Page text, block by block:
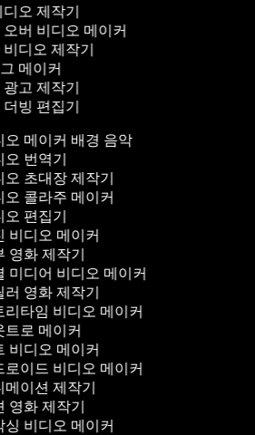
디오 제작기
오버 비디오 메이커
비디오 제작기
그 메이커
광고 제작기
더빙 편집기
메이커 배경 음악
번역기
초대장 제작기
콜라주 메이커
편집기
비디오 메이커
영화 제작기
미디어 비디오 메이커
영화 제작기
타임 비디오 메이커
로 메이커
비디오 메이커
이드 비디오 메이커
이션 제작기
영화 제작기
비디오 메이커